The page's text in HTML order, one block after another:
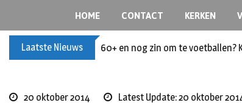
HOME CONTACT KERKEN
Laatste Nieuws 60+ en nog zin om te voetballen?
20 oktober 2014 Latest Update: 20 oktober